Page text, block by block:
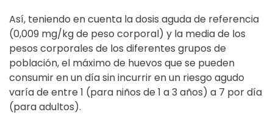
Así, teniendo en cuenta la dosis aguda de referencia
(0,009 mg/kg de peso corporal) y la media de los
pesos corporales de los diferentes grupos de
población, el máximo de huevos que se pueden
consumir en un día sin incurrir en un riesgo agudo
varía de entre 1 (para niños de 1 a 3 años) a 7 por día
(para adultos).